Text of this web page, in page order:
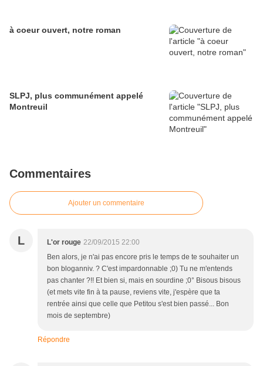
à coeur ouvert, notre roman
SLPJ, plus communément appelé
Montreuil
Commentaires
Ajouter un commentaire
L L'or rouge 22/09/2015 22:00
Ben alors, je n'ai pas encore pris le temps de te souhaiter un
bon bloganniv. ? C'est impardonnable ;0) Tu ne m'entends
pas chanter ?!! Et bien si, mais en sourdine ;0° Bisous bisous
(et mets vite fin à ta pause, reviens vite, j'espère que ta
rentrée ainsi que celle que Petitou s'est bien passé... Bon
mois de septembre)
Répondre